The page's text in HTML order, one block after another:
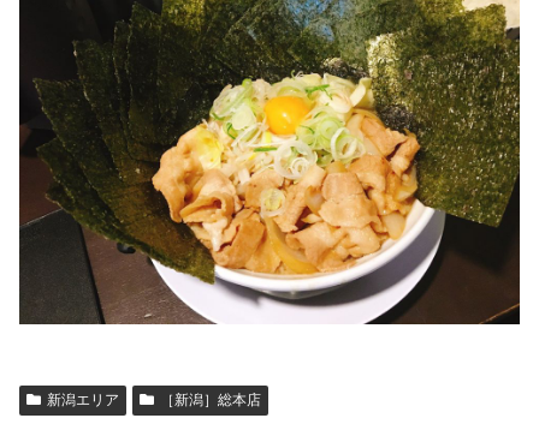
新潟エリア ［新潟］総本店